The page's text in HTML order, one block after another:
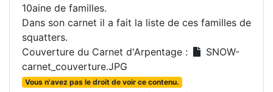
10aine de familles.
Dans son carnet il a fait la liste de ces familles de
squatters.
Couverture du Carnet d'Arpentage :
SNOW-
carnet_couverture.JPG
Vous n'avez pas le droit de voir ce contenu.